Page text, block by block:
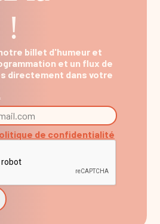
!
billet d'humeur et
et un flux de
directement dans votre
de confidentialité